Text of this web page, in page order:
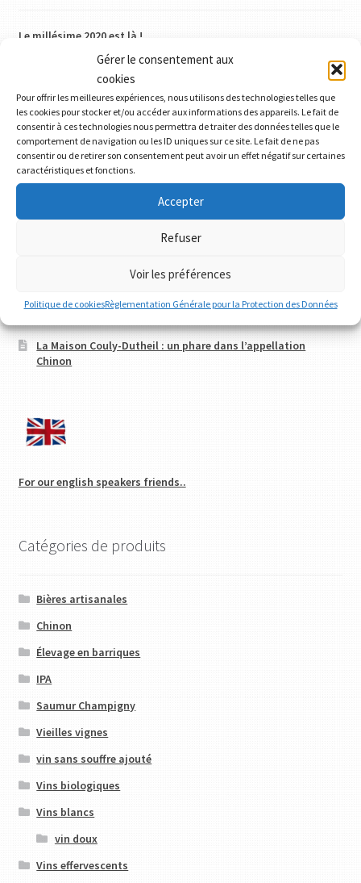
Gérer le consentement aux
cookies
Pour offrir les meilleures expériences, nous utilisons des technologies telles que
les cookies pour stocker et/ou accéder aux informations des appareils. Le fait de
consentir à ces technologies nous permettra de traiter des données telles que le
comportement de navigation ou les ID uniques sur ce site. Le fait de ne pas
consentir ou de retirer son consentement peut avoir un effet négatif sur certaines
caractéristiques et fonctions.
Accepter
Refuser
Voir les préférences
Politique de cookiesRèglementation Générale pour la Protection des Données
Le millésime 2020 est là !
Visite gourmande au Château des Brétignolles à Chinon
Vendanges du millésime 2018
Les marchés d’Anjou et de Touraine
Articles récents
Comment s’y retrouver parmi les différentes catégories de
La Maison Couly-Dutheil : un phare dans l’appellation
Chinon
For our english speakers friends..
Catégories de produits
Bières artisanales
Chinon
Élevage en barriques
IPA
Saumur Champigny
Vieilles vignes
vin sans souffre ajouté
Vins biologiques
Vins blancs
vin doux
Vins effervescents